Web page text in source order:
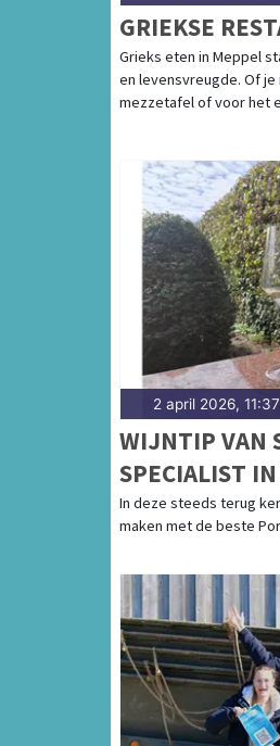
GRIEKSE
Grieks eten in Meppel
en levensvreugde. Of
mezzetafel of voor het
2 april 2026,
WIJNTIP VAN
SPECIALIST
In deze steeds terug
maken met de beste